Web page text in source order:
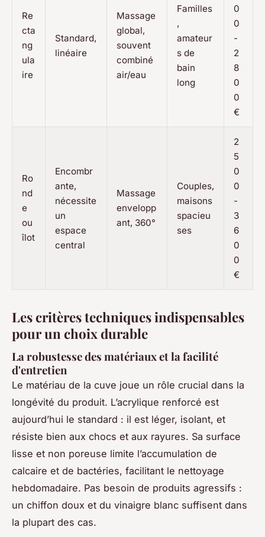
Re
cta
ng
ula
ire
Standard,
linéaire
Massage
global,
souvent
combiné
air/eau
Familles
,
amateur
s de
bain
long
0
0
-
2
8
0
0
€
Ro
nd
e
ou
îlot
Encombr
ante,
nécessite
un
espace
central
Massage
envelopp
ant, 360°
Couples,
maisons
spacieu
ses
2
5
0
0
-
3
6
0
0
€
Les critères techniques indispensables
pour un choix durable
La robustesse des matériaux et la facilité
d'entretien
Le matériau de la cuve joue un rôle crucial dans la
longévité du produit. L’acrylique renforcé est
aujourd’hui le standard : il est léger, isolant, et
résiste bien aux chocs et aux rayures. Sa surface
lisse et non poreuse limite l’accumulation de
calcaire et de bactéries, facilitant le nettoyage
hebdomadaire. Pas besoin de produits agressifs :
un chiffon doux et du vinaigre blanc suffisent dans
la plupart des cas.